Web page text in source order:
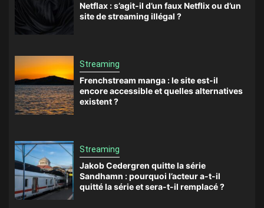
Netflax : s’agit-il d’un faux Netflix ou d’un
site de streaming illégal ?
Streaming
Frenchstream manga : le site est-il
encore accessible et quelles alternatives
existent ?
Streaming
Jakob Cedergren quitte la série
Sandhamn : pourquoi l’acteur a-t-il
quitté la série et sera-t-il remplacé ?